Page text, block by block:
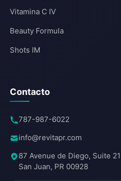
Vitamina C IV
Beauty Formula
Shots IM
Contacto
787-987-6022
info@revitapr.com
87 Avenue de Diego, Suite
San Juan, PR 00928